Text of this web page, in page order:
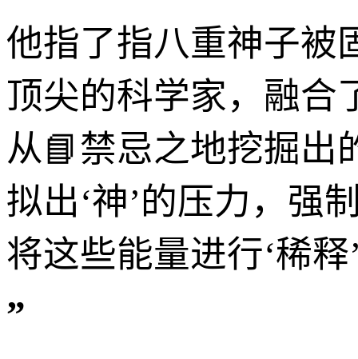
他指了指八重神子被
顶尖的科学家，融
从📘禁忌之地挖掘出
拟出‘神’的压力，强
将这些能量进行‘稀
”